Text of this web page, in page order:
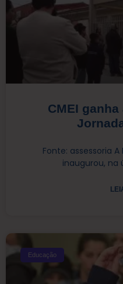
CMEI
Fonte: assessoria
inaugurou,
Educação